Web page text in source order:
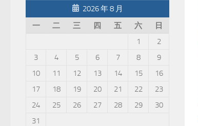
2026 年 8 月
一
二 三 四 五 六
日
1
2
3
4 5 6 7 8
9
10
11 12 13 14 15
16
17
18 19 20 21 22
23
24
25 26 27 28 29
30
31